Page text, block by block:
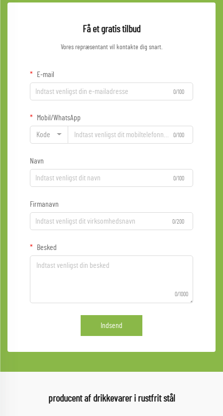
Få et gratis tilbud
Vores repræsentant vil kontakte dig snart.
E-mail
0/100
Mobil/WhatsApp
Kode 0/100
Navn
0/100
Firmanavn
0/200
Besked
0/1000
Indsend
producent af drikkevarer i rustfrit stål